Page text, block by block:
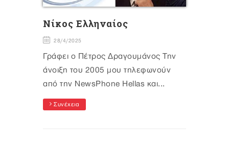
Νίκος Ελληναίος
28/4/2025
Γράφει ο Πέτρος Δραγουμάνος Την
άνοιξη του 2005 μου τηλεφωνούν
από την NewsPhone Hellas και...
Συνέχεια